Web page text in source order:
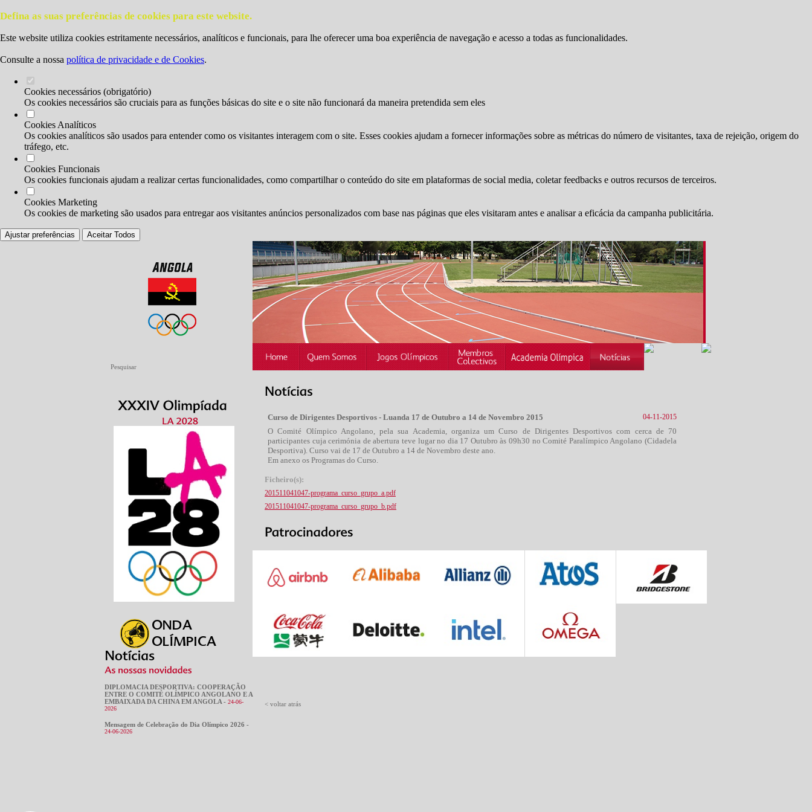
Defina as suas preferências de cookies para este website.
Este website utiliza cookies estritamente necessários, analíticos e funcionais, para lhe oferecer uma boa experiência de navegação e acesso a todas as funcionalidades.
Consulte a nossa política de privacidade e de Cookies.
Cookies necessários (obrigatório)
Os cookies necessários são cruciais para as funções básicas do site e o site não funcionará da maneira pretendida sem eles
Cookies Analíticos
Os cookies analíticos são usados para entender como os visitantes interagem com o site. Esses cookies ajudam a fornecer informações sobre as métricas do número de visitantes, taxa de rejeição, origem do
tráfego, etc.
Cookies Funcionais
Os cookies funcionais ajudam a realizar certas funcionalidades, como compartilhar o conteúdo do site em plataformas de social media, coletar feedbacks e outros recursos de terceiros.
Cookies Marketing
Os cookies de marketing são usados para entregar aos visitantes anúncios personalizados com base nas páginas que eles visitaram antes e analisar a eficácia da campanha publicitária.
Ajustar preferências Aceitar Todos
DIPLOMACIA DESPORTIVA: COOPERAÇÃO
ENTRE O COMITÉ OLÍMPICO ANGOLANO E A
EMBAIXADA DA CHINA EM ANGOLA - 24-06-
2026
Mensagem de Celebração do Dia Olímpico 2026 -
24-06-2026
Curso de Dirigentes Desportivos - Luanda 17 de Outubro a 14 de Novembro 2015 04-11-2015
O Comité Olímpico Angolano, pela sua Academia, organiza um Curso de Dirigentes Desportivos com cerca de 70
participantes cuja cerimónia de abertura teve lugar no dia 17 Outubro às 09h30 no Comité Paralímpico Angolano (Cidadela
Desportiva). Curso vai de 17 de Outubro a 14 de Novembro deste ano.
Em anexo os Programas do Curso.
Ficheiro(s):
201511041047-programa_curso_grupo_a.pdf
201511041047-programa_curso_grupo_b.pdf
< voltar atrás